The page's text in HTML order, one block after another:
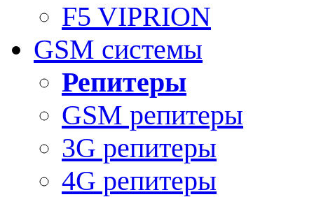
F5 VIPRION
GSM системы
Репитеры
GSM репитеры
3G репитеры
4G репитеры